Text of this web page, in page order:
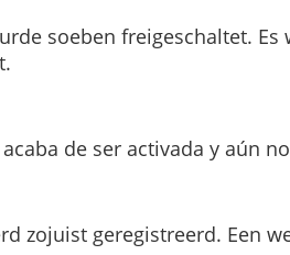
soeben freigeschaltet. Es
de ser activada y aún
zojuist geregistreerd. Een